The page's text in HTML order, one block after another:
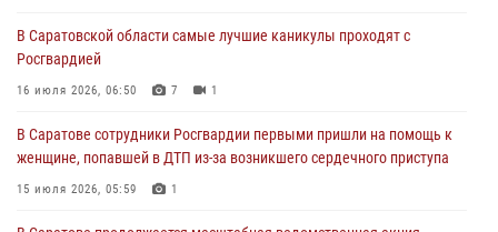
В Саратове сотрудники Росгвардии первыми пришли на помощь к
женщине, попавшей в ДТП из-за возникшего сердечного приступа
В Саратове продолжается масштабная ведомственная акция
"Каникулы с Росгвардией"
В Саратовской области самые лучшие каникулы проходят с
Росгвардией
16 июля 2026, 06:50 7 1
В Саратове сотрудники Росгвардии первыми пришли на помощь к
женщине, попавшей в ДТП из-за возникшего сердечного приступа
15 июля 2026, 05:59 1